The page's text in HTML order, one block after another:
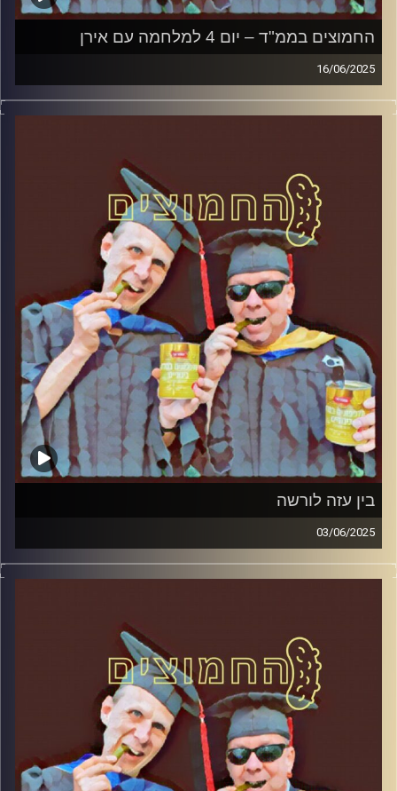
החמוצים בממ"ד – יום 4 למלחמה עם אירן
16/06/2025
המערכת הפוליטית על ספת הפסיכולוג, עם פרופסור בועז בן-
דוד ופרופסור גלעד הירשברגר
קרדיט תמונות:AudioVersity
בין עזה לורשה
03/06/2025
המערכת הפוליטית על ספת הפסיכולוג, עם פרופסור בועז בן-
דוד ופרופסור גלעד הירשברגר
קרדיט תמונות:AudioVersity